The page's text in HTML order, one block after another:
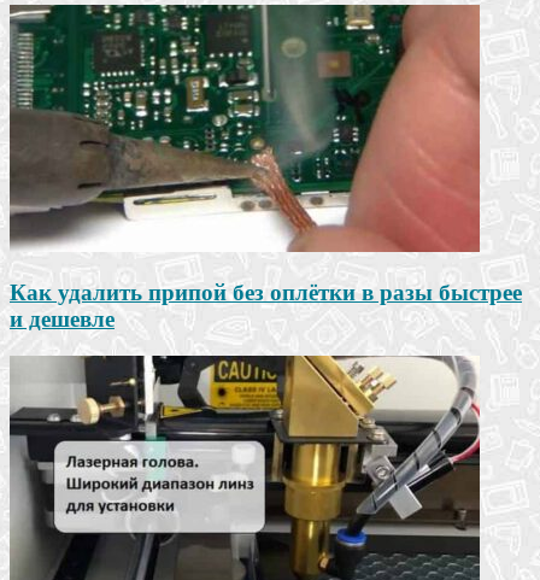
Как удалить припой без оплётки в разы быстрее
и дешевле